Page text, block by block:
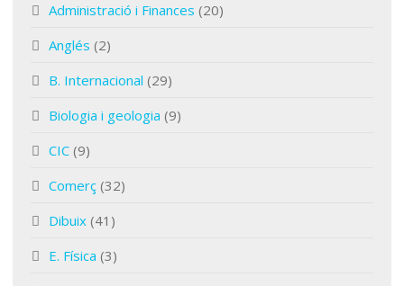
Administració i Finances (20)
Anglés (2)
B. Internacional (29)
Biologia i geologia (9)
CIC (9)
Comerç (32)
Dibuix (41)
E. Física (3)